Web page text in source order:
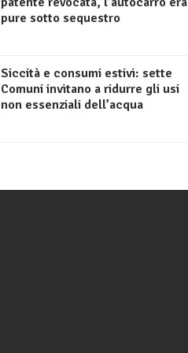
pure sotto sequestro
Siccità e consumi estivi: sette
Comuni invitano a ridurre gli usi
non essenziali dell’acqua